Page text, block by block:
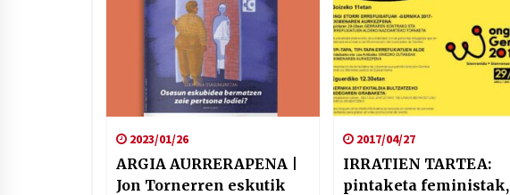
2023/01/26
ARGIA AURRERAPENA |
Jon Tornerren eskutik
2017/04/27
IRRATIEN TARTEA:
pintaketa feministak,